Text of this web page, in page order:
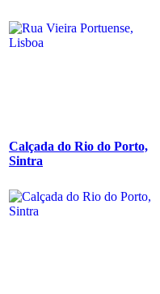
Calçada do Rio do Porto,
Sintra